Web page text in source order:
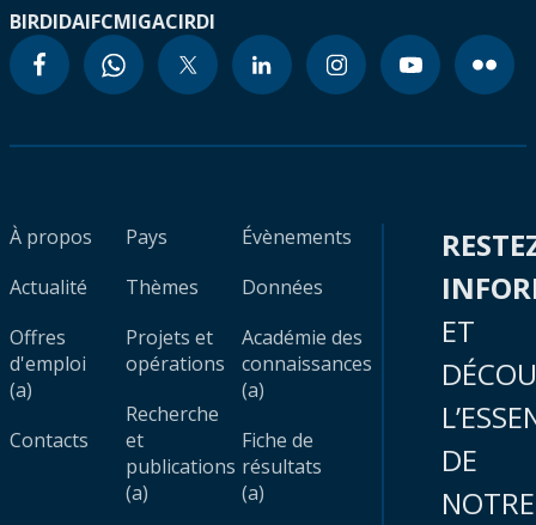
BIRDIDAIFCMIGACIRDI
À propos
Actualité
Offres
d'emploi
(a)
Contacts
Pays
Thèmes
Projets et
opérations
Recherche
et
publications
(a)
Évènements
Données
Académie des
connaissances
(a)
Fiche de
résultats
(a)
ET
DE
NOTRE